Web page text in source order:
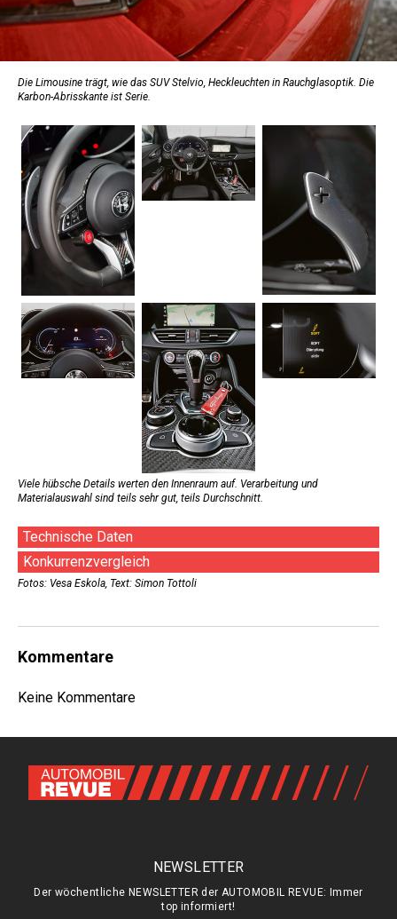
Die Limousine trägt, wie das SUV Stelvio, Heckleuchten in Rauchglasoptik. Die
Karbon-Abrisskante ist Serie.
Viele hübsche Details werten den Innenraum auf. Verarbeitung und
Materialauswahl sind teils sehr gut, teils Durchschnitt.
Technische Daten
Konkurrenzvergleich
Fotos: Vesa Eskola, Text: Simon Tottoli
Kommentare
Keine Kommentare
NEWSLETTER
Der wöchentliche NEWSLETTER der AUTOMOBIL REVUE: Immer
top informiert!